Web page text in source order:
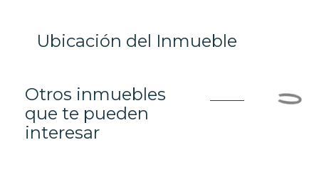
Ubicación del Inmueble
Otros inmuebles
que te pueden
interesar